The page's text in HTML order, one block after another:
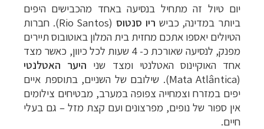
יום טיול זה מתחיל בנסיעה באחד מהכבישים היפים
ביותר במדינה, כביש ריו סנטוס (s
Rio Santo). חברות
הטיולים יאספו אתכם מחזית בית המלון באוטובוס תיירים
מפנק, לנסיעה שאורכת כ- 4 שעות לכל כיוון, כאשר מצד
אחד האוקיינוס האטלנטי ומצד שני היער האטלנטי
(
Mata Atlântica). שילובם של השניים, בתוספת איים
יפים במזרח וצמחייה צפופה במערב, מבטיחים צילומים
אין ספור של נופים, מפרצונים ועם קצת מזל – גם בעלי
חיים.